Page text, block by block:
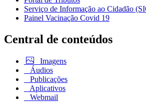
Serviço de Informação ao Cidadão
Painel Vacinação Covid 19
Central de conteúdos
Imagens
Áudios
Publicações
Aplicativos
Webmail